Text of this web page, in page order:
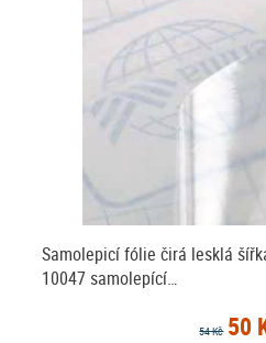
Samolepicí fólie čirá lesklá
10047 samolepící…
54 Kč 50